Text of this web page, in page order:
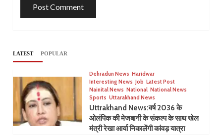
LATEST POPULAR
Dehradun News Haridwar
Interesting News Job Latest Post
Nainital News National National News
Sports Uttarakhand News
Uttrakhand News:वर्ष 2036 के
ओलंपिक की मेजबानी के संकल्प के साथ खेल
मंत्री रेखा आर्या निकालेंगी कांवड़ यात्रा